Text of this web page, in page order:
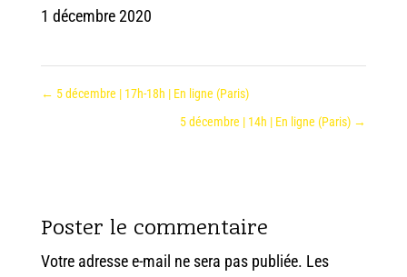
1 décembre 2020
← 5 décembre | 17h-18h | En ligne (Paris)
5 décembre | 14h | En ligne (Paris) →
Poster le commentaire
Votre adresse e-mail ne sera pas publiée. Les